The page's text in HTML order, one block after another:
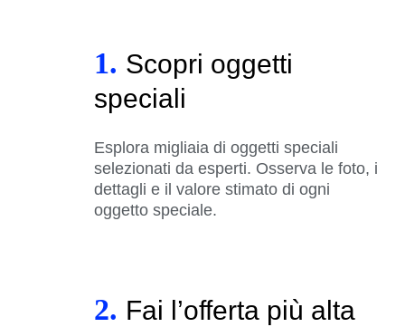
1. Scopri oggetti
speciali
Esplora migliaia di oggetti speciali
selezionati da esperti. Osserva le foto, i
dettagli e il valore stimato di ogni
oggetto speciale.
2. Fai l’offerta più alta